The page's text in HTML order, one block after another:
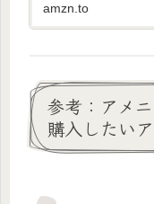
amzn.to
参考：アメ
購入したい